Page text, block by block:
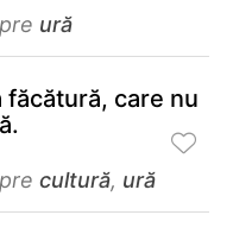
ură
care nu
cultură, ură